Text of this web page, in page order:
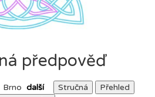
předpověď
Brno další Stručná
Přehled